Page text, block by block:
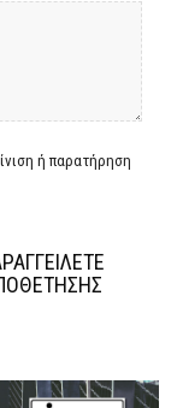
ή παρατήρηση